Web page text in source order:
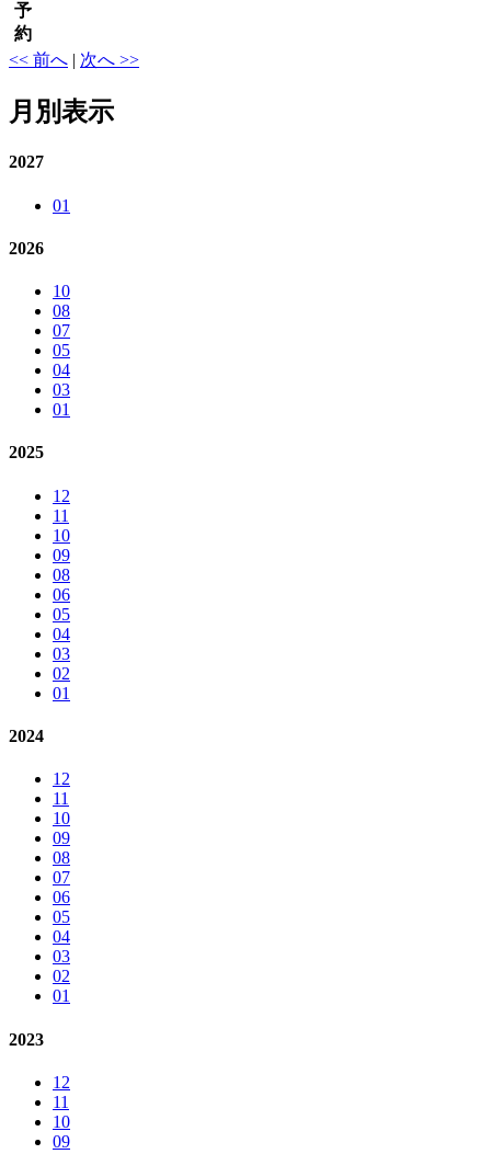
予
約
<< 前へ | 次へ >>
月別表示
2027
01
2026
10
08
07
05
04
03
01
2025
12
11
10
09
08
06
05
04
03
02
01
2024
12
11
10
09
08
07
06
05
04
03
02
01
2023
12
11
10
09